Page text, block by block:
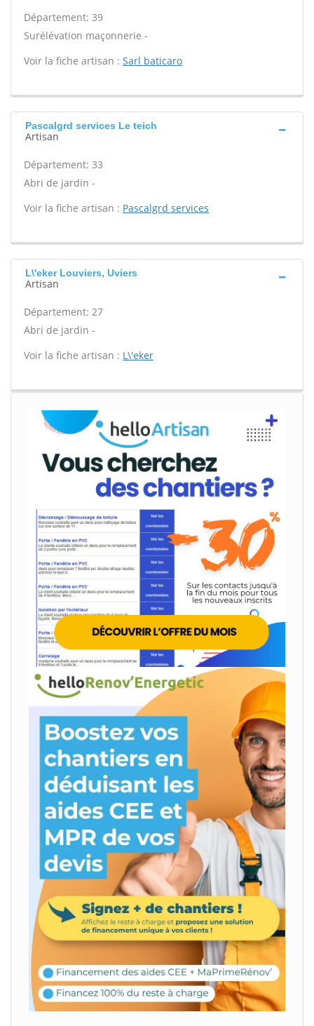
Département: 39
Surélévation maçonnerie -
Voir la fiche artisan : Sarl baticaro
Pascalgrd services Le teich
Artisan
Département: 33
Abri de jardin -
Voir la fiche artisan : Pascalgrd services
L\'eker Louviers, Uviers
Artisan
Département: 27
Abri de jardin -
Voir la fiche artisan : L\'eker